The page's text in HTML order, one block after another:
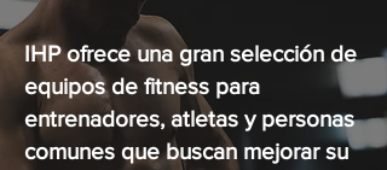
IHP ofrece una gran selección de
equipos de fitness para
entrenadores, atletas y personas
comunes que buscan mejorar su